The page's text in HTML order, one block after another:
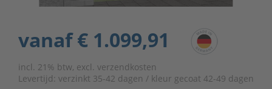
vanaf€ 1.099,91
incl. 21% btw, excl. verzendkosten
Levertijd: verzinkt 35-42 dagen / kleur gecoat 42-49 dagen